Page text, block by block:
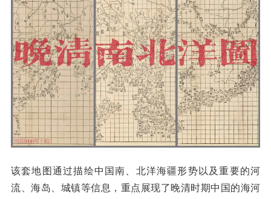
该套地图通过描绘中国南、北洋海疆形势以及重要的河
流、海岛、城镇等信息，重点展现了晚清时期中国的海河